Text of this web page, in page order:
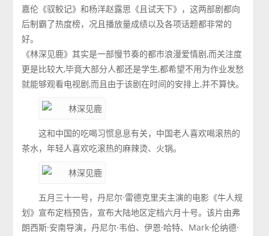
嘉伦《驭鲛记》和杨洋赵露思《且试天下》，这两部剧都向
后制霸了热度榜，况且播放量成绩以及各项话题都非常的
好。
《林深见鹿》其实是一部慢节奏的都市浪漫爱情剧,而关注度
更是比较大,毕竟大部分人都还是学生,都希望不用为作业发愁
就能够观看电视剧,而且由于该剧在时间的安排上,并不算快。
这和中国的吃喝习惯息息有关，中国老人喜欢喝滚热的
茶水，年轻人喜欢吃滚热的麻辣烫、火锅。
五月三十一号，丹尼尔·雷德克里夫主演的电影《牛人规
划》宣布定档预告，宣布大陆地区定档六月十号。该片由弗
朗西斯·安南导演，丹尼尔·韦伯、伊恩·哈特、Mark·伦纳德·